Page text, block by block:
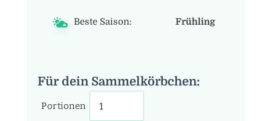
Beste Saison: Frühling
Für dein Sammelkörbchen:
Portionen